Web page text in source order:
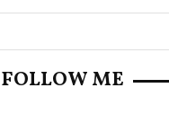
FOLLOW ME